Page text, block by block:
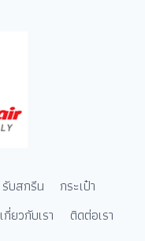
รับสกรีน
กระเป๋า
เกี่ยวกับเรา ติดต่อเรา